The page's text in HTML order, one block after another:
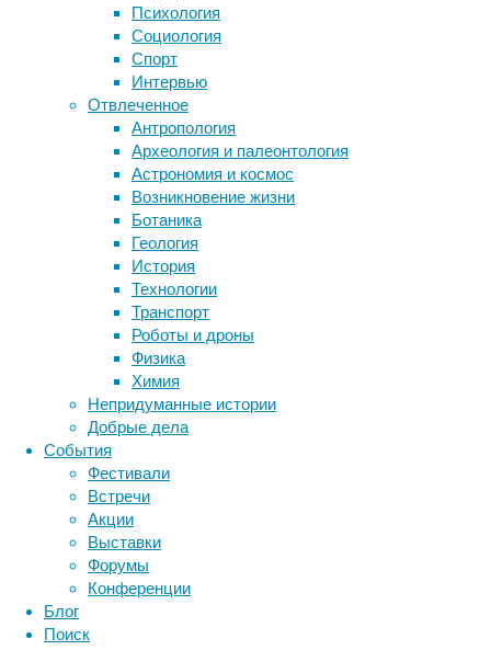
Психология
Социология
Спорт
Интервью
Отвлеченное
Антропология
Археология и палеонтология
Астрономия и космос
Возникновение жизни
Ботаника
Геология
История
Технологии
Транспорт
Роботы и дроны
Физика
Химия
Непридуманные истории
Добрые дела
События
Фестивали
Встречи
Акции
Выставки
Форумы
Конференции
Блог
Поиск
друзьями,
уладить
конфликт
и
т.д.
Котики
тоже
практикуют
взаимный
груминг
кто
не
видел
вылизывающих
друг
друга
котиков?
Но
у
них
Метки
ДНК бактерии биология
биотехнология вирусы
генетика дети
здоровье
инструменты и методы
исследования
лекарства медицина
мозг наука
нейробиология
нейрофизиология
поведение
сон социальные проблемы
физиология
эмоции